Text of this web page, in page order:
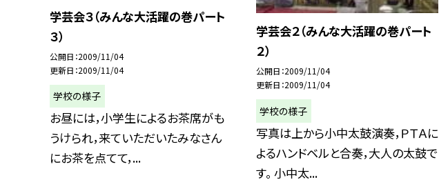
学芸会３（みんな大活躍の巻パート
３）
公開日 2009/11/04
更新日 2009/11/04
学校の様子
お昼には，小学生によるお茶席がも
うけられ，来ていただいたみなさん
にお茶を点てて，...
学芸会２（みんな大活躍の巻パート
２）
公開日 2009/11/04
更新日 2009/11/04
学校の様子
写真は上から小中太鼓演奏，ＰＴＡに
よるハンドベルと合奏，大人の太鼓で
す。 小中太...